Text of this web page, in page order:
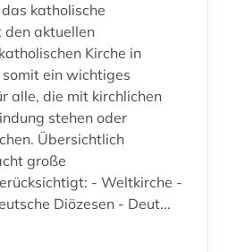
dunhuang-handschriften (1)
katholische
den aktuellen
Kirche in
ein wichtiges
alle, die mit kirchlichen
stehen oder
Übersichtlich
große
- Weltkirche -
Diözesen - Deut...